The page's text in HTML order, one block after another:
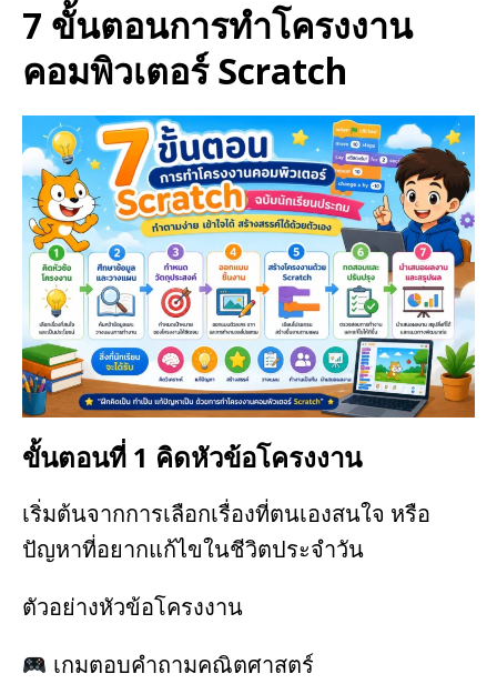
7 ขั้นตอนการทำโครงงาน
คอมพิวเตอร์ Scratch
ขั้นตอนที่ 1 คิดหัวข้อโครงงาน
เริ่มต้นจากการเลือกเรื่องที่ตนเองสนใจ หรือ
ปัญหาที่อยากแก้ไขในชีวิตประจำวัน
ตัวอย่างหัวข้อโครงงาน
เกมตอบคำถามคณิตศาสตร์